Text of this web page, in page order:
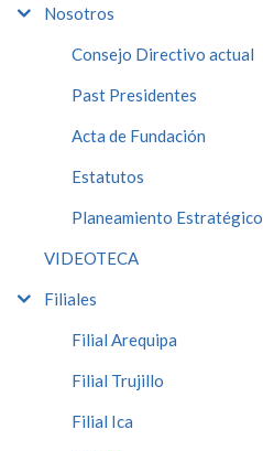
Nosotros
Consejo Directivo actual
Past Presidentes
Acta de Fundación
Estatutos
Planeamiento Estratégico
VIDEOTECA
Filiales
Filial Arequipa
Filial Trujillo
Filial Ica